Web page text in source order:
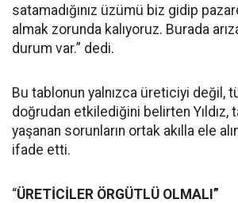
satamadığınız üzümü biz gidip
almak zorunda kalıyoruz. Burada
durum var.” dedi.
Bu tablonun yalnızca üreticiyi değil,
doğrudan etkilediğini belirten Yıldız,
yaşanan sorunların ortak akılla ele
ifade etti.
“ÜRETİCİLER ÖRGÜTLÜ OLMALI”